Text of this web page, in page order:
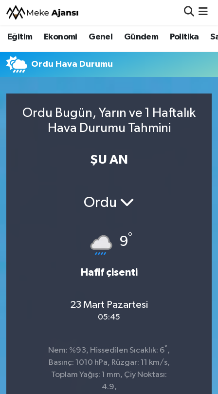
Eğitim Ekonomi Genel Gündem Politika
Ordu Hava Durumu
Ordu Bugün, Yarın ve 1 Haftalık
Hava Durumu Tahmini
ŞU AN
Ordu
9°
Hafif çisenti
23 Mart Pazartesi
05:45
Nem: %93, Hissedilen Sıcaklık: 6° ,
Basınç: 1010 hPa, Rüzgar: 11 km/s,
Toplam Yağış: 1 mm, Çiy Noktası:
4.9,
Eğitim
Ekonomi
Gündem
Nöbetçi Eczaneler
Hava Durumu
Trafik Durumu